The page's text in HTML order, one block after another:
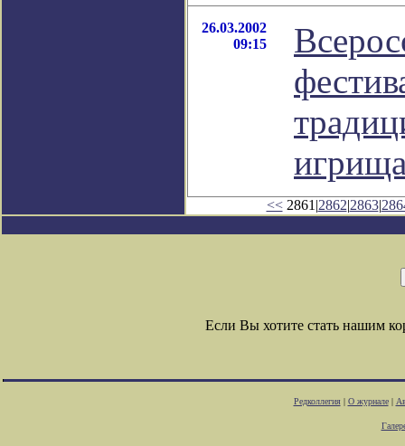
26.03.2002
09:15
<<2861|2862|2863|
Если Вы хотите стать нашим
Редколлегия| О журнале|